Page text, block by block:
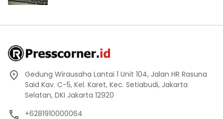
Gedung Wirausaha Lantai 1 Unit 104, Jalan HR Rasuna
Said Kav. C-5, Kel. Karet, Kec. Setiabudi, Jakarta
Selatan, DKI Jakarta 12920
+6281910000064